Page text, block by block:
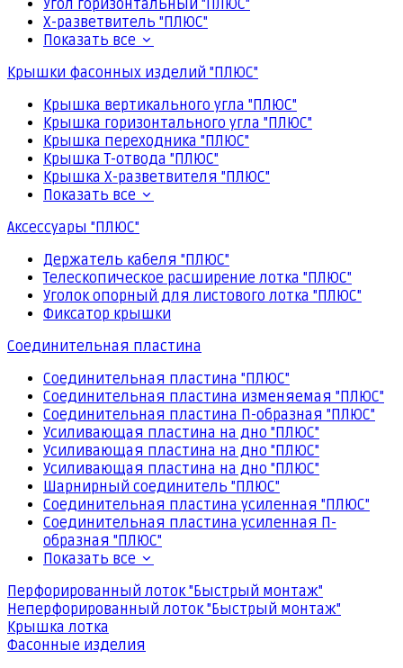
Угол горизонтальный "ПЛЮС"
Х-разветвитель "ПЛЮС"
Показать все
Крышки фасонных изделий "ПЛЮС"
Крышка вертикального угла "ПЛЮС"
Крышка горизонтального угла "ПЛЮС"
Крышка переходника "ПЛЮС"
Крышка Т-отвода "ПЛЮС"
Крышка Х-разветвителя "ПЛЮС"
Показать все
Аксессуары "ПЛЮС"
Держатель кабеля "ПЛЮС"
Телескопическое расширение лотка "ПЛЮС"
Уголок опорный для листового лотка "ПЛЮС"
Фиксатор крышки
Соединительная пластина
Соединительная пластина "ПЛЮС"
Соединительная пластина изменяемая "ПЛЮС"
Соединительная пластина П-образная "ПЛЮС"
Усиливающая пластина на дно "ПЛЮС"
Усиливающая пластина на дно "ПЛЮС"
Усиливающая пластина на дно "ПЛЮС"
Шарнирный соединитель "ПЛЮС"
Соединительная пластина усиленная "ПЛЮС"
Соединительная пластина усиленная П-
образная "ПЛЮС"
Показать все
Перфорированный лоток "Быстрый монтаж"
Неперфорированный лоток "Быстрый монтаж"
Крышка лотка
Фасонные изделия